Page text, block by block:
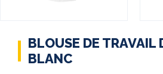
BLOUSE DE TRAVAIL
BLANC